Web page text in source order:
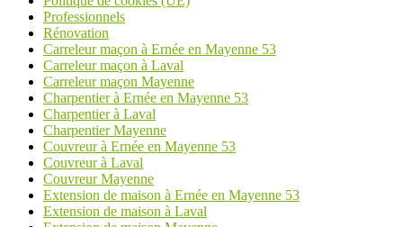
Professionnels
Rénovation
Carreleur maçon à Ernée en Mayenne 53
Carreleur maçon à Laval
Carreleur maçon Mayenne
Charpentier à Ernée en Mayenne 53
Charpentier à Laval
Charpentier Mayenne
Couvreur à Ernée en Mayenne 53
Couvreur à Laval
Couvreur Mayenne
Extension de maison à Ernée en Mayenne 53
Extension de maison à Laval